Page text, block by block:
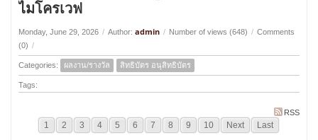
ไมโครเวฟ
Monday, June 29, 2026 / Author: admin / Number of views (648) / Comments
(0) /
Categories: ผลงาน/รางวัล สิทธิบัตร อนุสิทธิบัตร
Tags:
RSS
1 2 3 4 5 6 7 8 9 10 Next Last